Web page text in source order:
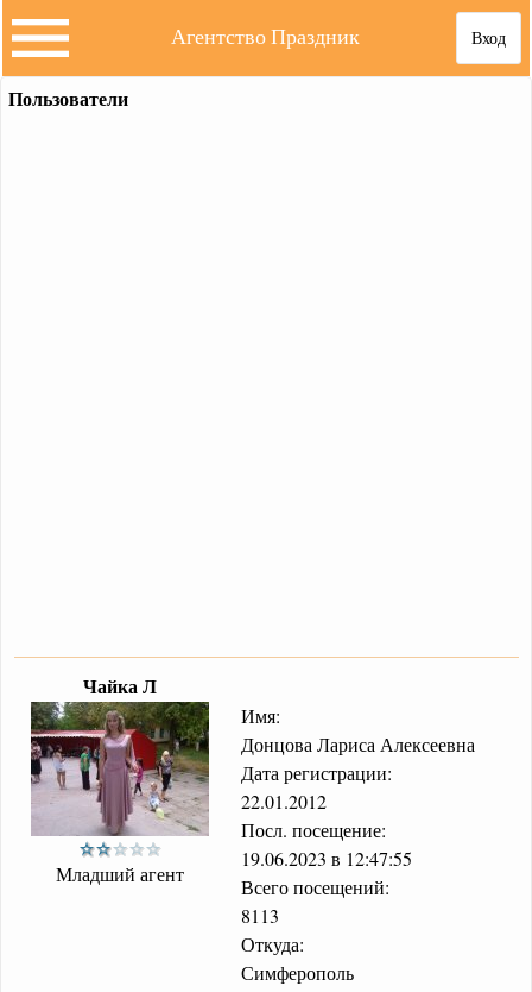
Вход
Агентство Праздник
Пользователи
Чайка Л
Младший агент
Имя:
Донцова Лариса Алексеевна
Дата регистрации:
22.01.2012
Посл. посещение:
19.06.2023 в 12:47:55
Всего посещений:
8113
Откуда:
Симферополь